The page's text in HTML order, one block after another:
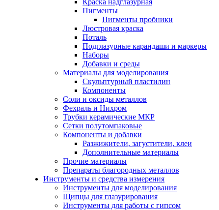
Краска надглазурная
Пигменты
Пигменты пробники
Люстровая краска
Поталь
Подглазурные карандаши и маркеры
Наборы
Добавки и среды
Материалы для моделирования
Скульптурный пластилин
Компоненты
Соли и оксиды металлов
Фехраль и Нихром
Трубки керамические МКР
Сетки полутомпаковые
Компоненты и добавки
Разжижители, загустители, клеи
Дополнительные материалы
Прочие материалы
Препараты благородных металлов
Инструменты и средства измерения
Инструменты для моделирования
Щипцы для глазурирования
Инструменты для работы с гипсом